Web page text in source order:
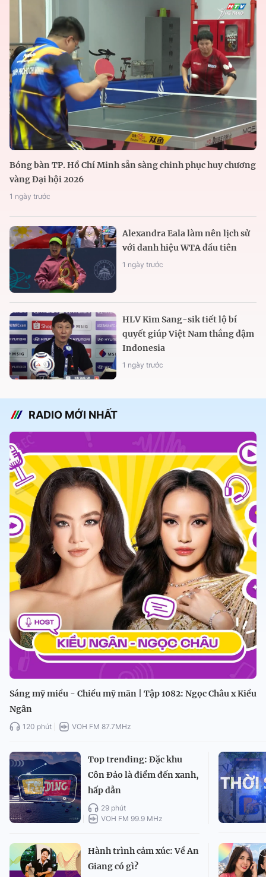
Bóng bàn TP. Hồ Chí Minh sẵn sàng chinh phục huy chương
vàng Đại hội 2026
1 ngày trước
Alexandra Eala làm nên lịch sử
với danh hiệu WTA đầu tiên
1 ngày trước
HLV Kim Sang-sik tiết lộ bí
quyết giúp Việt Nam thắng đậm
Indonesia
1 ngày trước
RADIO MỚI NHẤT
Sáng mỹ miều - Chiều mỹ mãn | Tập 1082: Ngọc Châu x Kiều
Ngân
120 phút VOH FM 87.7MHz
Top trending: Đặc khu
Côn Đảo là điểm đến xanh,
hấp dẫn
29 phút
VOH FM 99.9 MHz
Hành trình cảm xúc: Về An
Giang có gì?